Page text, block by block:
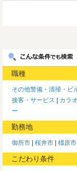
職種
その他警備・清掃・ビ
接客・サービス
カラ
ー
勤務地
御所市 桜井市 橿原市
こだわり条件